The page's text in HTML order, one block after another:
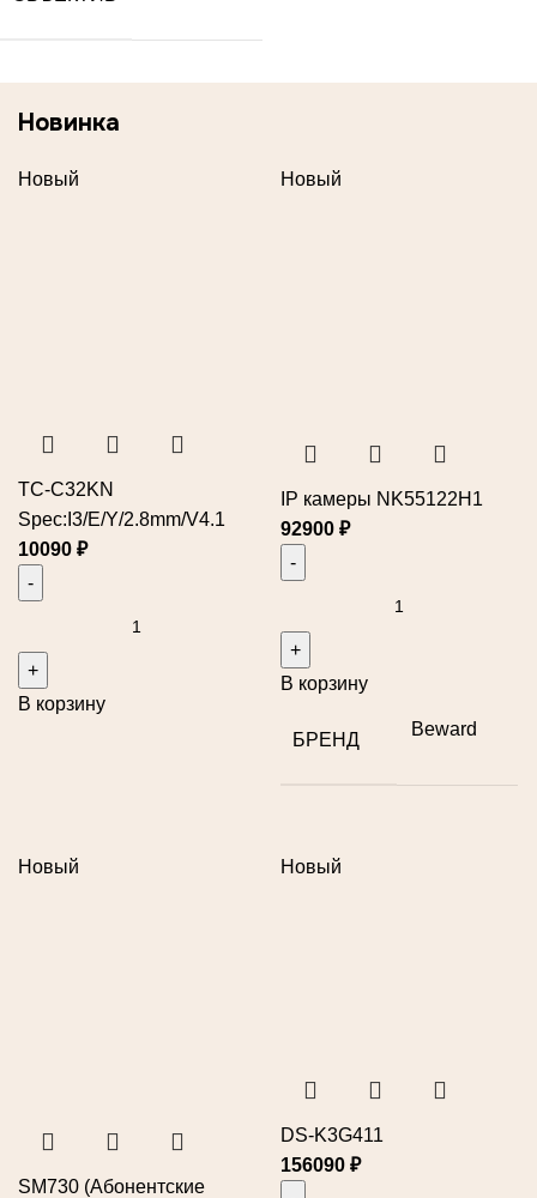
Новинка
Новый
TC-C32KN
Spec:I3/E/Y/2.8mm/V4.1
10090 ₽
В корзину
Новый
IP камеры NK55122H1
92900 ₽
В корзину
БРЕНД
Beward
Новый
SM730 (Абонентские
Новый
DS-K3G411
156090 ₽